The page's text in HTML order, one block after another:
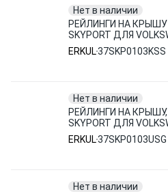
Нет в наличии
РЕЙЛИНГИ НА
SKYPORT ДЛЯ
КОРОТКАЯ БАЗА
37SKP0103KSS ERKUL
ERKUL37SKP0103KSS
Нет в наличии
РЕЙЛИНГИ НА
SKYPORT ДЛЯ
ДЛИННАЯ БАЗА 2003-
37SKP0103USG ERKUL
ERKUL37SKP0103USG
Нет в наличии